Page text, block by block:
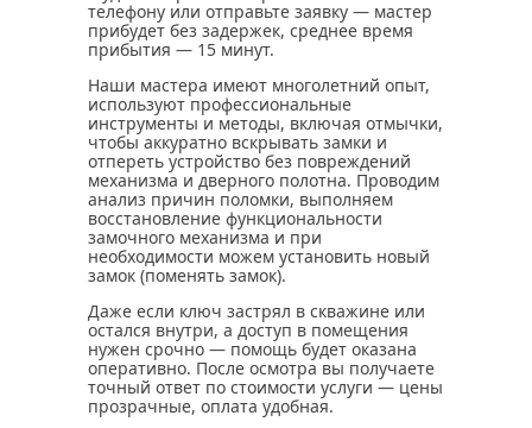
телефону или отправьте заявку — мастер
прибудет без задержек, среднее время
прибытия — 15 минут.
Наши мастера имеют многолетний опыт,
используют профессиональные
инструменты и методы, включая отмычки,
чтобы аккуратно вскрывать замки и
отпереть устройство без повреждений
механизма и дверного полотна. Проводим
анализ причин поломки, выполняем
восстановление функциональности
замочного механизма и при
необходимости можем установить новый
замок (поменять замок).
Даже если ключ застрял в скважине или
остался внутри, а доступ в помещения
нужен срочно — помощь будет оказана
оперативно. После осмотра вы получаете
точный ответ по стоимости услуги — цены
прозрачные, оплата удобная.